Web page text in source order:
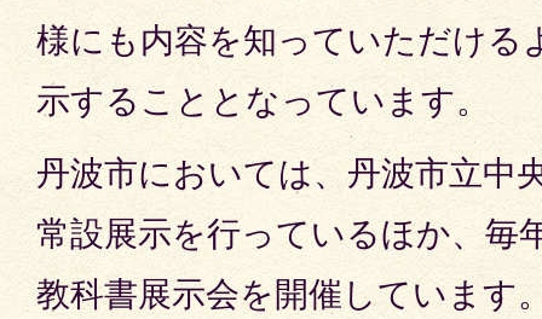
様にも内容を知っていただける
示することとなっています。
丹波市においては、丹波市立中
常設展示を行っているほか、毎
教科書展示会を開催しています